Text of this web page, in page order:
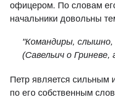
офицером. По словам
начальники довольны
"Командиры, слышно,
(Савельич о Гриневе,
Петр является сильным
по его собственным